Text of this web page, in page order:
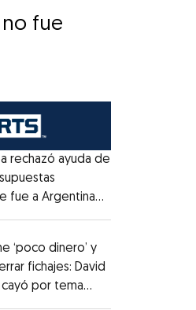
no fue
rechazó ayuda de
fue a Argentina
‘poco dinero’ y
fichajes: David
por tema